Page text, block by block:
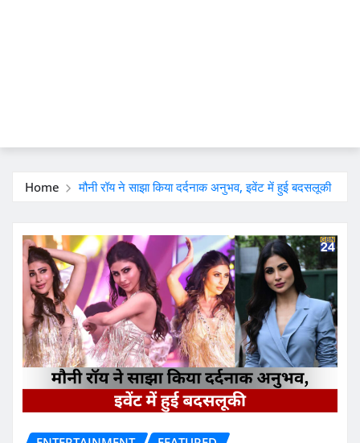
Home मौनी रॉय ने साझा किया दर्दनाक अनुभव, इवेंट में हुई बदसलूकी